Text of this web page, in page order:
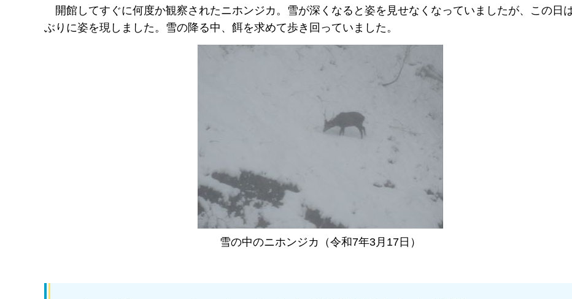
開館してすぐに何度か観察されたニホンジカ。雪が深くなると姿を見せなくなっていましたが、この日
ぶりに姿を現しました。雪の降る中、餌を求めて歩き回っていました。
雪の中のニホンジカ（令和7年3月17日）